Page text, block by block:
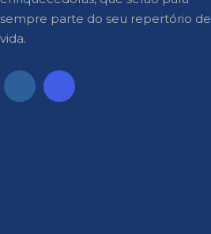
sempre parte do seu repertório de
vida.